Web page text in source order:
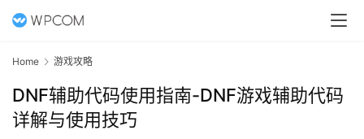
Home 游戏攻略
DNF辅助代码使用指南-DNF游戏辅助代码
详解与使用技巧